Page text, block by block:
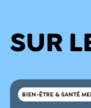
SUR
BIEN-ÊTRE & SANTÉ